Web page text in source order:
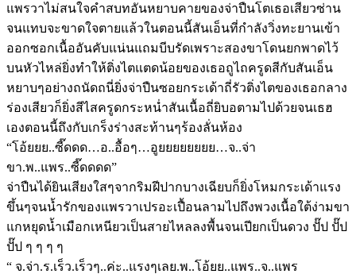
แพรวาไม่สนใจคำสบทอันหยาบคายของจ่าปืนโตเธอเสียวซ่าน
จนแทบจะขาดใจตายแล้วในตอนนี้สันเอ็นที่กำลังวิ่งทะยานเข้า
ออกซอกเนื้ออันคับแน่นแถมบีบรัดเพราะสองขาโดนยกพาดไว้
บนหัวไหล่ยิ่งทำให้ติ่งไตแตดน้อยของเธอถูไถครูดสีกับสันเอ็น
หยาบๆอย่างถนัดถนี่ยิ่งจ่าปืนซอยกระเด้าถี่รัวติ่งไตของเธอกลาง
ร่องเสียวก็ยิ่งสีไสครูดกระหน่ำสันเนื้อถี่ยิบอตามไปด้วยจนเธฮ
เองตอนนี้ถึงกับเกร็งร่างสะท้านๆร้องลั่นห้อง
“โอ้ยยย..ซี๊ดดด…อ..อื้อๆ…อูยยยยยยยย…จ..จ่า
ขา.พ..แพร..ซี๊ดดดด”
จ่าปืนได้ยินเสียงใสๆจากริมฝีปากบางเฉียบก็ยิ่งโหมกระเด้าแรง
ขึ้นๆจนน้ำรักของแพรวาเปรอะเปื้อนลามไปถึงพวงเนื้อใต้ง่ามขา
แกหยุดน้ำเมือกเหนียวเป็นสายไหลลงพื้นจนเปียกเป็นดวง ปั๊ป ปั๊ป
ปั๊ป ๆ ๆ ๆ ๆ
“ จ.จ่า.ร.เร็ว.เร็วๆ..ค่ะ..แรงๆเลย.พ..โอ้ยย..แพร..จ..แพร